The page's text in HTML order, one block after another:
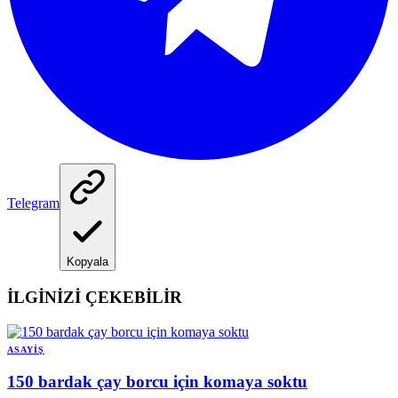
Telegram
Kopyala
İLGİNİZİ ÇEKEBİLİR
ASAYIŞ
150 bardak çay borcu için komaya soktu